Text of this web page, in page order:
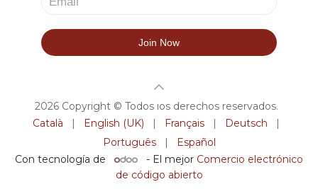
2026 Copyright © Todos los derechos reservados.
Català
| English (UK) | Français | Deutsch
|
Português
|
Español
Con tecnología de
- El mejor Comercio electrónico
de código abierto